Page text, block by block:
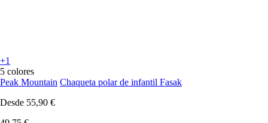
+1
5 colores
Peak Mountain Chaqueta polar de infantil Fasak
Desde 55,90 €